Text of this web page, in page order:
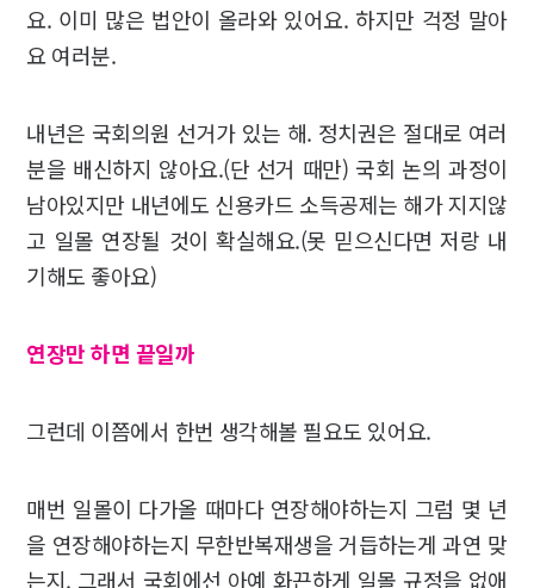
요. 이미 많은 법안이 올라와 있어요. 하지만 걱정 말아
요 여러분.
내년은 국회의원 선거가 있는 해. 정치권은 절대로 여러
분을 배신하지 않아요.(단 선거 때만) 국회 논의 과정이
남아있지만 내년에도 신용카드 소득공제는 해가 지지않
고 일몰 연장될 것이 확실해요.(못 믿으신다면 저랑 내
기해도 좋아요)
연장만 하면 끝일까
그런데 이쯤에서 한번 생각해볼 필요도 있어요.
매번 일몰이 다가올 때마다 연장해야하는지 그럼 몇 년
을 연장해야하는지 무한반복재생을 거듭하는게 과연 맞
는지. 그래서 국회에선 아예 화끈하게 일몰 규정을 없애